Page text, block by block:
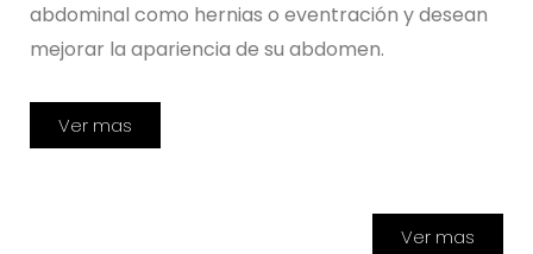
abdominal como hernias o eventración y desean
mejorar la apariencia de su abdomen.
Ver mas
Ver mas